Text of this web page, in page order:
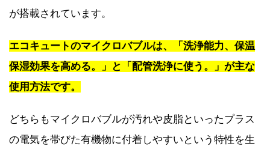
が搭載されています。
エコキュートのマイクロバブルは、「洗浄能力、保温
保湿効果を高める。」と「配管洗浄に使う。」が主な
使用方法です。
どちらもマイクロバブルが汚れや皮脂といったプラス
の電気を帯びた有機物に付着しやすいという特性を生